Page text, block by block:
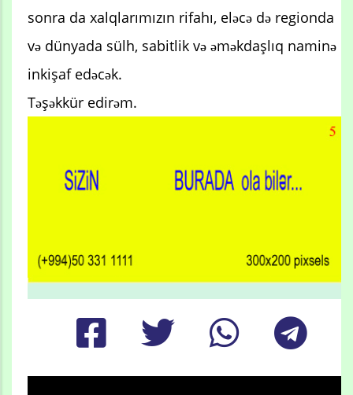
sonra da xalqlarımızın rifahı, eləcə də regionda
və dünyada sülh, sabitlik və əməkdaşlıq naminə
inkişaf edəcək.
Təşəkkür edirəm.